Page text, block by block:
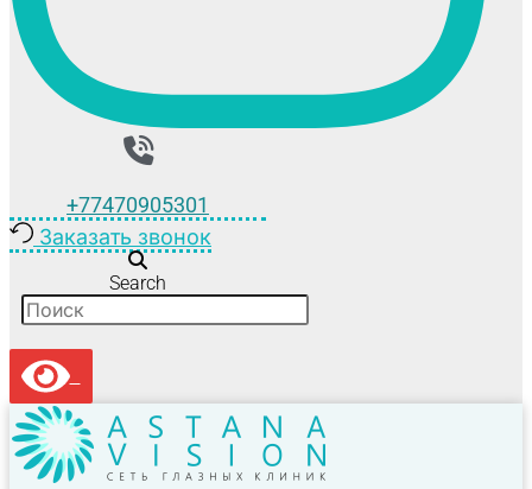
+77470905301
Заказать звонок
Search